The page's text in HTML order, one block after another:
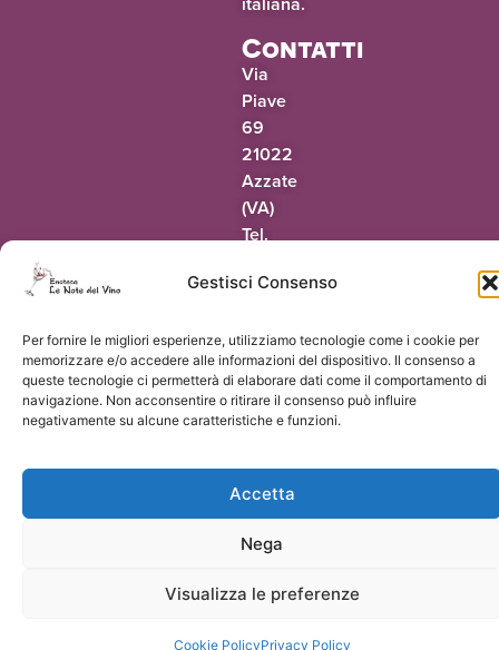
Gestisci Consenso
Per fornire le migliori esperienze, utilizziamo tecnologie come i cookie per
memorizzare e/o accedere alle informazioni del dispositivo. Il consenso a
queste tecnologie ci permetterà di elaborare dati come il comportamento di
navigazione. Non acconsentire o ritirare il consenso può influire
negativamente su alcune caratteristiche e funzioni.
Accetta
Nega
Visualizza le preferenze
Cookie PolicyPrivacy Policy
Contatti
Via
Piave
69
21022
Azzate
(VA)
Tel.
318942
ti.onivledetonel
@oaic
Carmen C ha acquistato
Pepe Aromatizzato in Vallemaggia -